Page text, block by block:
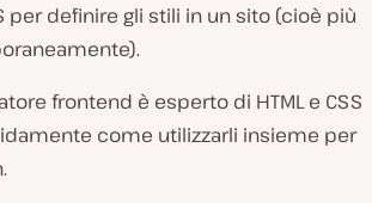
per definire gli stili in un sito (cioè più
frontend è esperto di HTML e CSS
come utilizzarli insieme per